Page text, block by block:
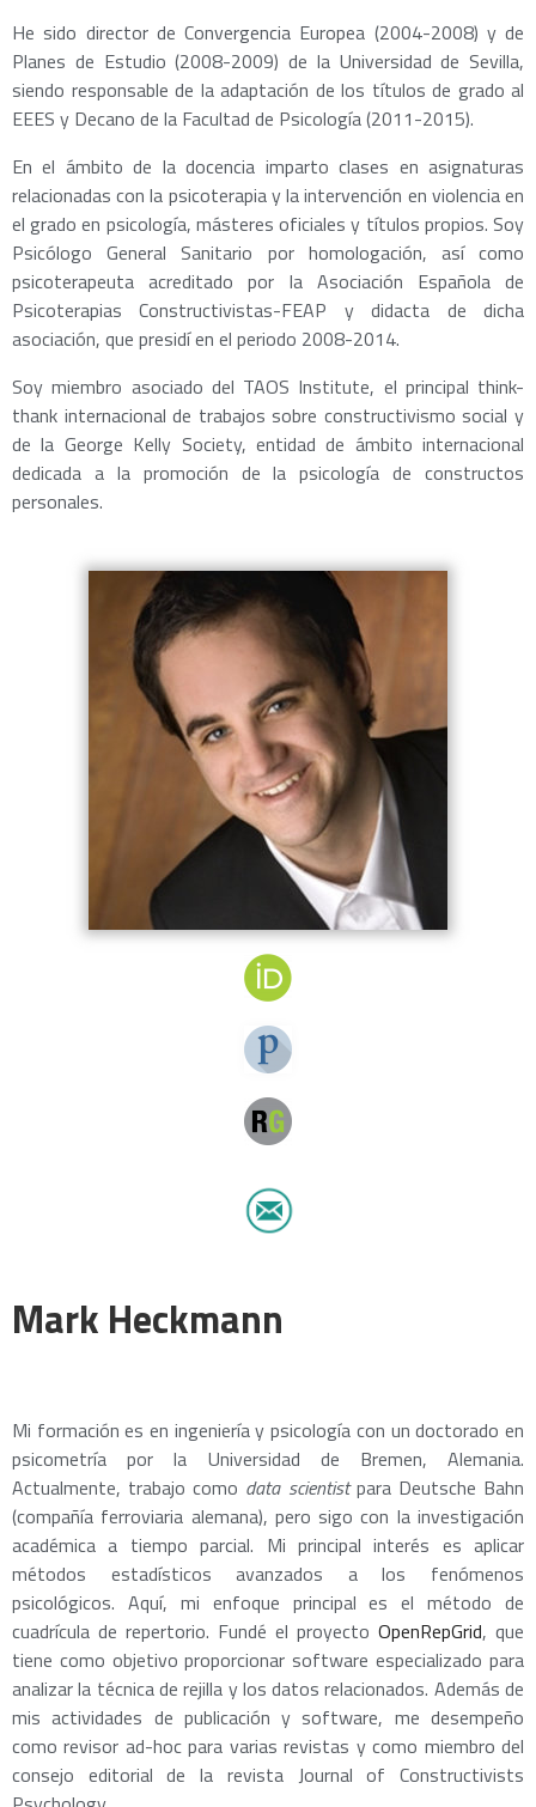
He sido director de Convergencia Europea (2004-2008) y de
Planes de Estudio (2008-2009) de la Universidad de Sevilla,
siendo responsable de la adaptación de los títulos de grado al
EEES y Decano de la Facultad de Psicología (2011-2015).
En el ámbito de la docencia imparto clases en asignaturas
relacionadas con la psicoterapia y la intervención en violencia en
el grado en psicología, másteres oficiales y títulos propios. Soy
Psicólogo General Sanitario por homologación, así como
psicoterapeuta acreditado por la Asociación Española de
Psicoterapias Constructivistas-FEAP y didacta de dicha
asociación, que presidí en el periodo 2008-2014.
Soy miembro asociado del TAOS Institute, el principal think-
thank internacional de trabajos sobre constructivismo social y
de la George Kelly Society, entidad de ámbito internacional
dedicada a la promoción de la psicología de constructos
personales.
Mark Heckmann
Mi formación es en ingeniería y psicología con un doctorado en
psicometría por la Universidad de Bremen, Alemania.
Actualmente, trabajo como data scientistpara Deutsche Bahn
(compañía ferroviaria alemana), pero sigo con la investigación
académica a tiempo parcial. Mi principal interés es aplicar
métodos estadísticos avanzados a los fenómenos
psicológicos. Aquí, mi enfoque principal es el método de
cuadrícula de repertorio. Fundé el proyecto OpenRepGrid, que
tiene como objetivo proporcionar software especializado para
analizar la técnica de rejilla y los datos relacionados. Además de
mis actividades de publicación y software, me desempeño
como revisor ad-hoc para varias revistas y como miembro del
consejo editorial de la revista Journal of Constructivists